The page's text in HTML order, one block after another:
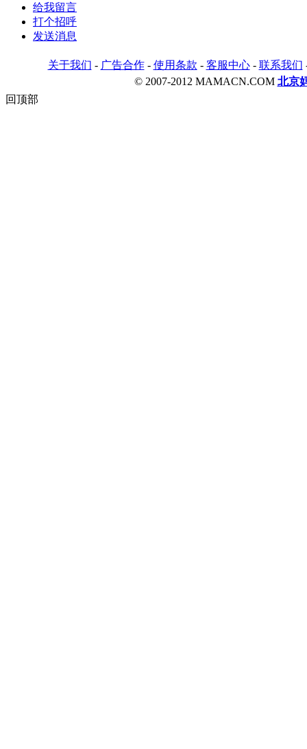
给我留言
打个招呼
发送消息
关于我们 - 广告合作- 使用条款 - 客服中心- 联系我们
© 2007-2012 MAMACN.COM 北京
回顶部